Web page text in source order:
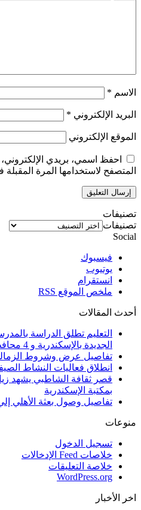
الاسم *
البريد الإلكتروني *
الموقع الإلكتروني
احفظ اسمي، بريدي الإلكتروني،
المتصفح لاستخدامها المرة المقبلة
تصنيفات
تصنيفات
Social
فيسبوك
يوتيوب
انستقرام
ملخص الموقع RSS
أحدث المقالات
التعليم تطلق الدراسة
الجديدة بالإسكندرية و 4 محافظات بالجمهورية
تفاصيل عرض وشروط الزمالك
انطلاق فعاليات النشاط
قصر ثقافة الشاطبي يشهد
بمكتبة الإسكندرية
تفاصيل وصول بعثة الأهلي
منوعات
تسجيل الدخول
خلاصات Feed الإدخالات
خلاصة التعليقات
WordPress.org
اخر الأخبار